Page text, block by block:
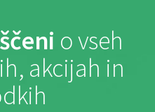
o vseh
akcijah in